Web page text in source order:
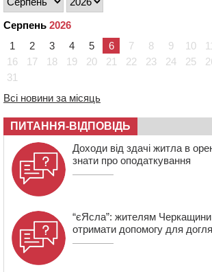
мопедом: двоє людей у лікарні
09:42 Ветерани МСК “Дніпро” вибороли
України
08:57
На Уманщині підрядника
08:20
Обрано претендента на посаду
Мокрокалигірського
07:23 Уманські міграційники видворили з
який відсидів термін у колонії
Серпень 2026
1
2 3 4 5 6 7 8 9 10
16
17 18 19 20 21 22 23 24 25
31
Всі новини за місяць
ПИТАННЯ-ВІДПОВІДЬ
Доходи від здачі житла в
знати про оподаткування
“єЯсла”: жителям Черкащини
отримати допомогу для